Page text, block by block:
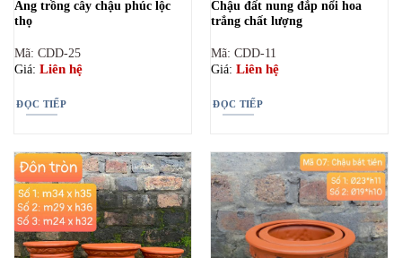
Ang trồng cây chậu phúc lộc
thọ
Mã: CDD-25
Giá: Liên hệ
ĐỌC TIẾP
Chậu đất nung đắp nổi hoa
trắng chất lượng
Mã: CDD-11
Giá: Liên hệ
ĐỌC TIẾP